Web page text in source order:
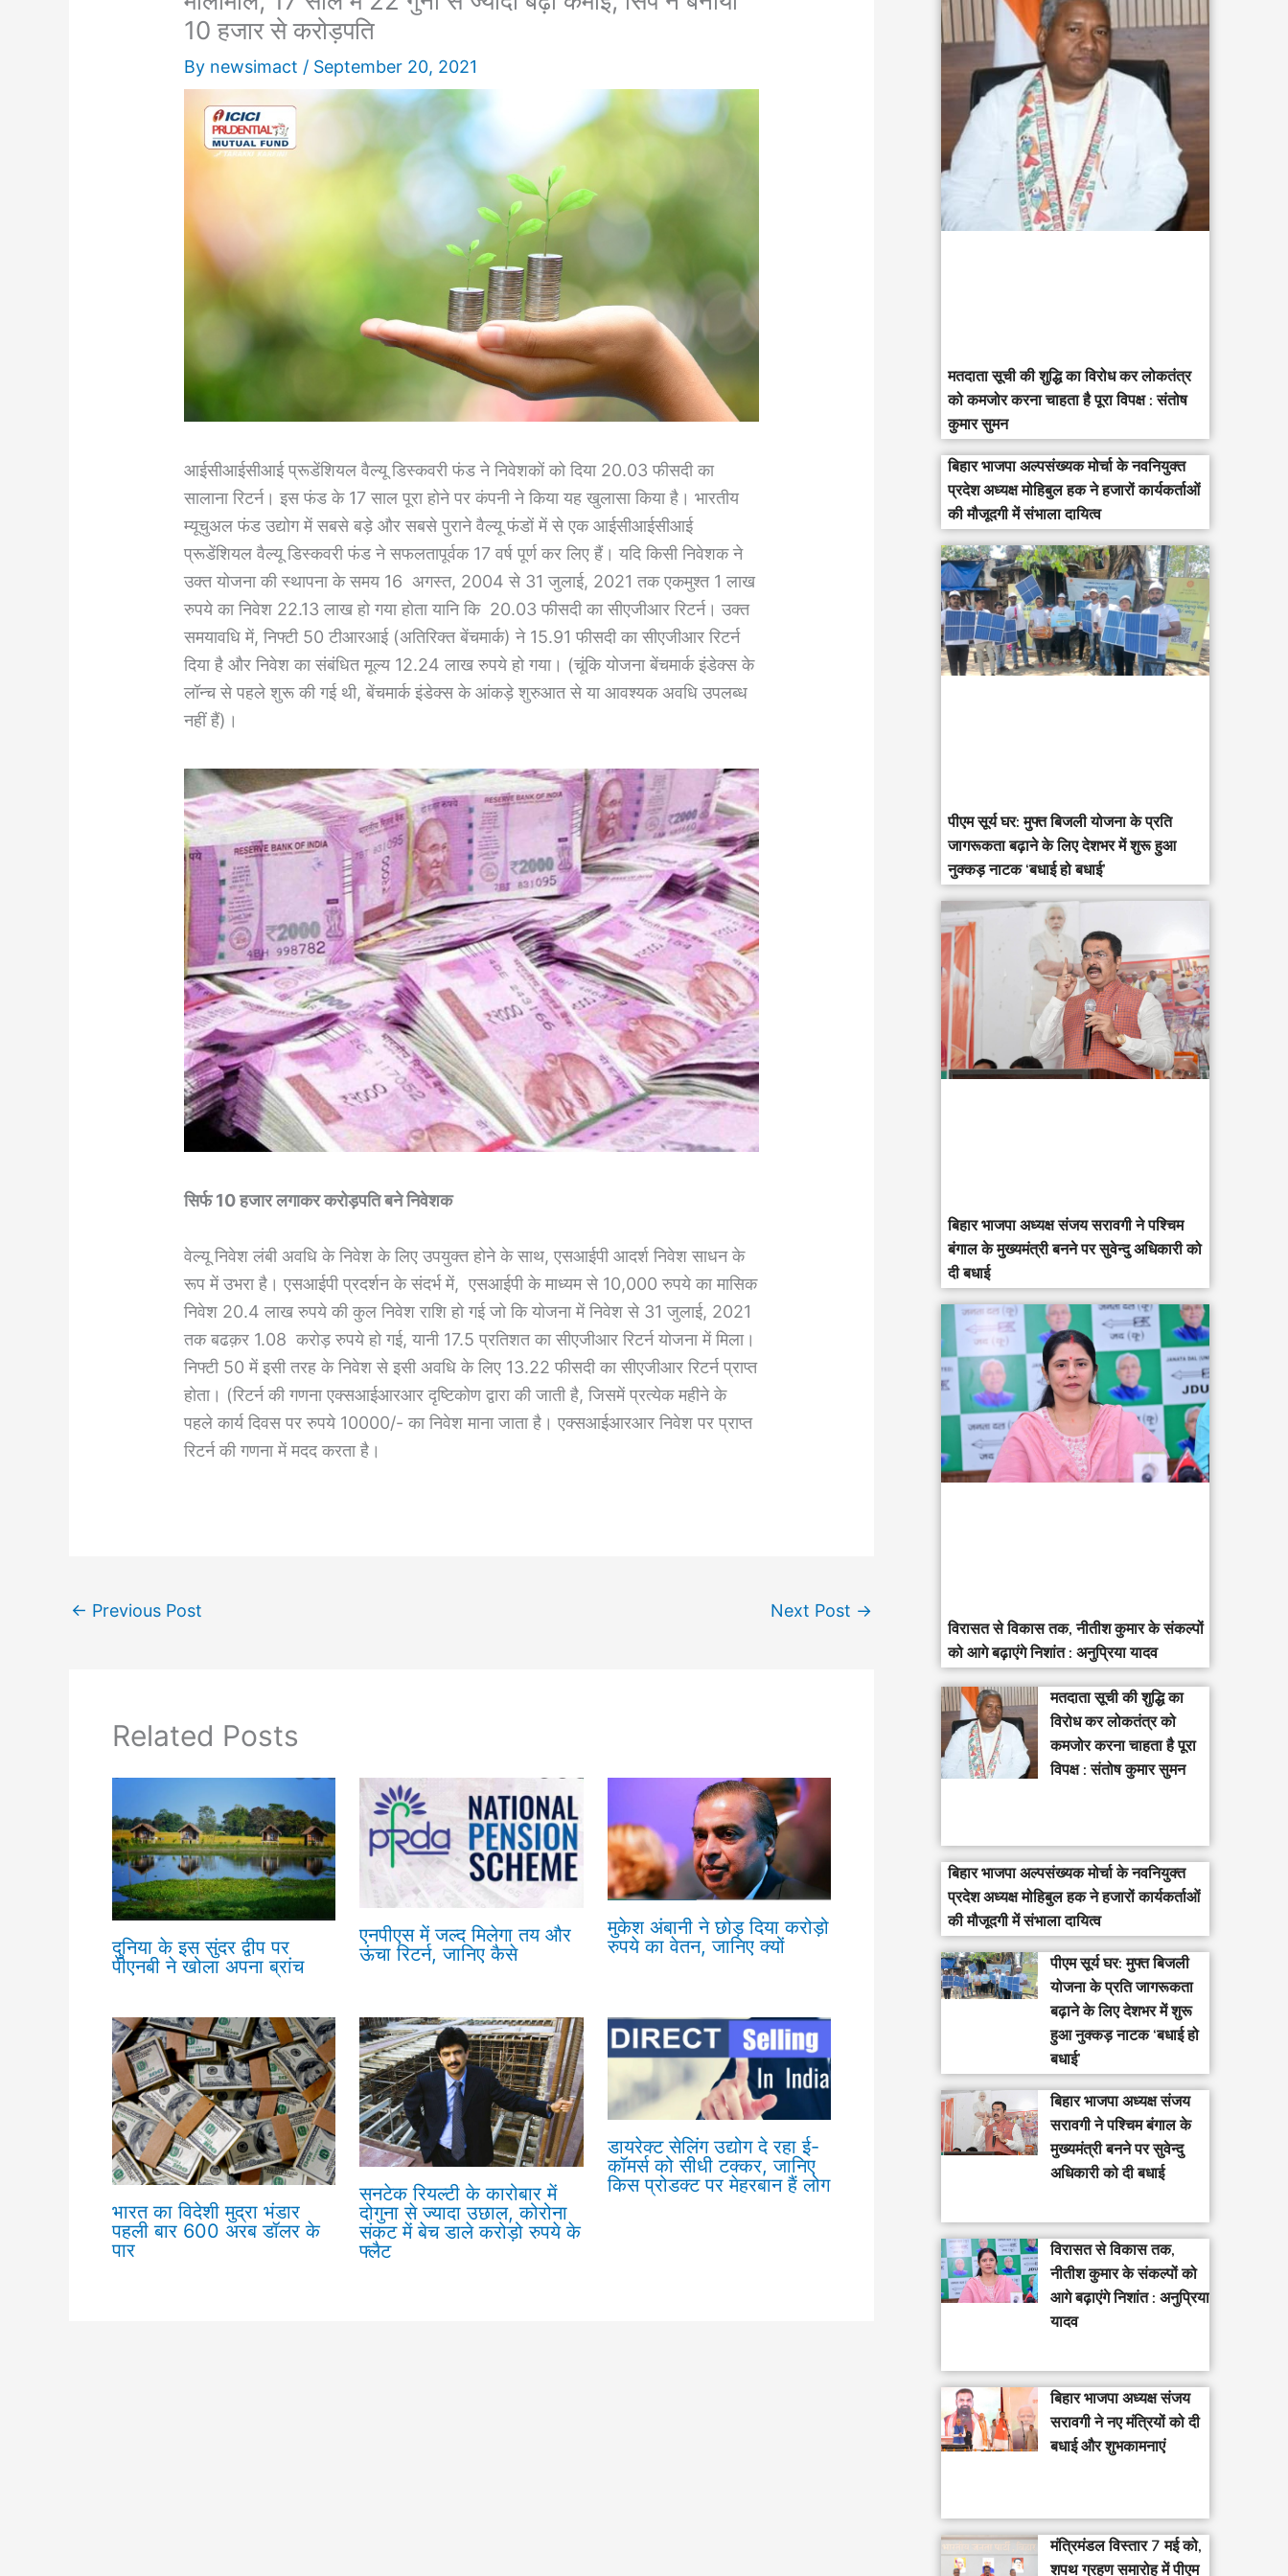
10 हजार से करोड़पति
By newsimact / September 20, 2021
आईसीआईसीआई प्रूडेंशियल वैल्यू डिस्कवरी फंड ने निवेशकों को दिया 20.03 फीसदी का
सालाना रिटर्न। इस फंड के 17 साल पूरा होने पर कंपनी ने किया यह खुलासा किया है। भारतीय
म्यूचुअल फंड उद्योग में सबसे बड़े और सबसे पुराने वैल्यू फंडों में से एक आईसीआईसीआई
प्रूडेंशियल वैल्यू डिस्कवरी फंड ने सफलतापूर्वक 17 वर्ष पूर्ण कर लिए हैं। यदि किसी निवेशक ने
उक्त योजना की स्थापना के समय 16 अगस्त, 2004 से 31 जुलाई, 2021 तक एकमुश्त 1 लाख
रुपये का निवेश 22.13 लाख हो गया होता यानि कि 20.03 फीसदी का सीएजीआर रिटर्न। उक्त
समयावधि में, निफ्टी 50 टीआरआई (अतिरिक्त बेंचमार्क) ने 15.91 फीसदी का सीएजीआर रिटर्न
दिया है और निवेश का संबंधित मूल्य 12.24 लाख रुपये हो गया। (चूंकि योजना बेंचमार्क इंडेक्स के
लॉन्च से पहले शुरू की गई थी, बेंचमार्क इंडेक्स के आंकड़े शुरुआत से या आवश्यक अवधि उपलब्ध
नहीं हैं)।
सिर्फ 10 हजार लगाकर करोड़पति बने निवेशक
वेल्यू निवेश लंबी अवधि के निवेश के लिए उपयुक्त होने के साथ, एसआईपी आदर्श निवेश साधन के
रूप में उभरा है। एसआईपी प्रदर्शन के संदर्भ में, एसआईपी के माध्यम से 10,000 रुपये का मासिक
निवेश 20.4 लाख रुपये की कुल निवेश राशि हो गई जो कि योजना में निवेश से 31 जुलाई, 2021
तक बढक़र 1.08 करोड़ रुपये हो गई, यानी 17.5 प्रतिशत का सीएजीआर रिटर्न योजना में मिला।
निफ्टी 50 में इसी तरह के निवेश से इसी अवधि के लिए 13.22 फीसदी का सीएजीआर रिटर्न प्राप्त
होता। (रिटर्न की गणना एक्सआईआरआर दृष्टिकोण द्वारा की जाती है, जिसमें प्रत्येक महीने के
पहले कार्य दिवस पर रुपये 10000/- का निवेश माना जाता है। एक्सआईआरआर निवेश पर प्राप्त
रिटर्न की गणना में मदद करता है।
← Previous Post Next Post →
Related Posts
दुनिया के इस सुंदर द्वीप पर
पीएनबी ने खोला अपना ब्रांच
एनपीएस में जल्द मिलेगा तय और
ऊंचा रिटर्न, जानिए कैसे
मुकेश अंबानी ने छोड़ दिया करोड़ो
रुपये का वेतन, जानिए क्यों
भारत का विदेशी मुद्रा भंडार
पहली बार 600 अरब डॉलर के
पार
सनटेक रियल्टी के कारोबार में
दोगुना से ज्यादा उछाल, कोरोना
संकट में बेच डाले करोड़ो रुपये के
फ्लैट
डायरेक्ट सेलिंग उद्योग दे रहा ई-
कॉमर्स को सीधी टक्कर, जानिए
किस प्रोडक्ट पर मेहरबान हैं लोग
मतदाता सूची की शुद्धि का विरोध कर लोकतंत्र
को कमजोर करना चाहता है पूरा विपक्ष : संतोष
कुमार सुमन
बिहार भाजपा अल्पसंख्यक मोर्चा के नवनियुक्त
प्रदेश अध्यक्ष मोहिबुल हक ने हजारों कार्यकर्ताओं
की मौजूदगी में संभाला दायित्व
पीएम सूर्य घर: मुफ्त बिजली योजना के प्रति
जागरूकता बढ़ाने के लिए देशभर में शुरू हुआ
नुक्कड़ नाटक ‘बधाई हो बधाई’
‎बिहार भाजपा अध्यक्ष संजय सरावगी ने पश्चिम
बंगाल के मुख्यमंत्री बनने पर सुवेन्दु अधिकारी को
दी बधाई
विरासत से विकास तक, नीतीश कुमार के संकल्पों
को आगे बढ़ाएंगे निशांत : अनुप्रिया यादव
मतदाता सूची की शुद्धि का
विरोध कर लोकतंत्र को
कमजोर करना चाहता है पूरा
विपक्ष : संतोष कुमार सुमन
बिहार भाजपा अल्पसंख्यक मोर्चा के नवनियुक्त
प्रदेश अध्यक्ष मोहिबुल हक ने हजारों कार्यकर्ताओं
की मौजूदगी में संभाला दायित्व
पीएम सूर्य घर: मुफ्त बिजली
योजना के प्रति जागरूकता
बढ़ाने के लिए देशभर में शुरू
हुआ नुक्कड़ नाटक ‘बधाई हो
बधाई’
‎बिहार भाजपा अध्यक्ष संजय
सरावगी ने पश्चिम बंगाल के
मुख्यमंत्री बनने पर सुवेन्दु
अधिकारी को दी बधाई
विरासत से विकास तक,
नीतीश कुमार के संकल्पों को
आगे बढ़ाएंगे निशांत : अनुप्रिया
यादव
बिहार भाजपा अध्यक्ष संजय
सरावगी ने नए मंत्रियों को दी
बधाई और शुभकामनाएं
मंत्रिमंडल विस्तार 7 मई को,
शपथ ग्रहण समारोह में पीएम